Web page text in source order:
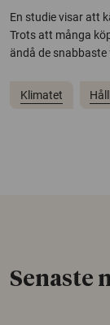
En studie visar att
Trots att många
ändå de
Klimatet
Senaste